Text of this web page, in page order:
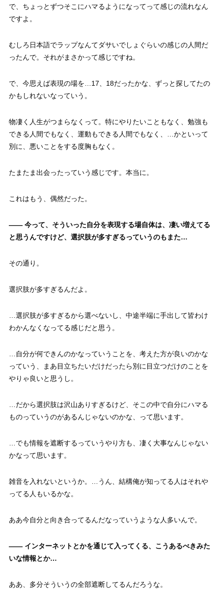
で、ちょっとずつそこにハマるようになってって感じの流れなん
ですよ。
むしろ日本語でラップなんてダサいでしょぐらいの感じの人間だ
ったんで。それがまさかって感じですね。
で、今思えば表現の場を…17、18だったかな、ずっと探してたの
かもしれないなっていう。
物凄く人生がつまらなくって。特にやりたいこともなく、勉強も
できる人間でもなく、運動もできる人間でもなく、…かといって
別に、悪いことをする度胸もなく。
たまたま出会ったっていう感じです。本当に。
これはもう、偶然だった。
—— 今って、そういった自分を表現する場自体は、凄い増えてる
と思うんですけど、選択肢が多すぎるっていうのもまた…
その通り。
選択肢が多すぎるんだよ。
…選択肢が多すぎるから選べないし、中途半端に手出して皆わけ
わかんなくなってる感じだと思う。
…自分が何できんのかなっていうことを、考えた方が良いのかな
っていう、まあ目立ちたいだけだったら別に目立つだけのことを
やりゃ良いと思うし。
…だから選択肢は沢山ありすぎるけど、そこの中で自分にハマる
ものっていうのがあるんじゃないのかな、って思います。
…でも情報を遮断するっていうやり方も、凄く大事なんじゃない
かなって思います。
雑音を入れないというか。…うん、結構俺が知ってる人はそれや
ってる人もいるかな。
ああ今自分と向き合ってるんだなっていうような人多いんで。
—— インターネットとかを通じて入ってくる、こうあるべきみた
いな情報とか…
ああ、多分そういうの全部遮断してるんだろうな。